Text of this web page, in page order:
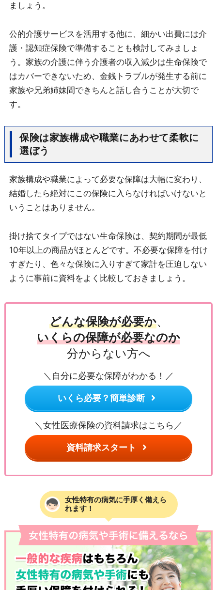
ましょう。
公的介護サービスを活用する他に、細かい出費には介
護・認知症保険で準備することも検討してみましょ
う。家族の介護に伴う介護者の収入減少は生命保険で
はカバーできないため、金銭トラブルが発生する前に
家族や兄弟姉妹間できちんと話し合うことが大切で
す。
保険は家族構成や職業にあわせて柔軟に
選ぼう
家族構成や職業によって必要な保障は大幅に変わり、
結婚したら絶対にこの保険に入らなければいけないと
いうことはありません。
掛け捨てタイプではない生命保険は、契約期間が最低
10年以上の商品がほとんどです。不必要な保障を付け
すぎたり、色々な保険に入りすぎて家計を圧迫しない
ように事前に資料をよく比較しておきましょう。
どんな保険が必要か、
いくらの保障が必要なのか
分からない方へ
＼自分に必要な保障がわかる！／
いくら必要？簡単診断
＼女性医療保険の資料請求はこちら／
資料請求スタート
女性特有の病気に手厚く備えら
れます！